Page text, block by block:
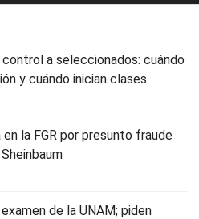
a seleccionados: cuándo
y cuándo inician clases
la FGR por presunto fraude
de la UNAM; piden